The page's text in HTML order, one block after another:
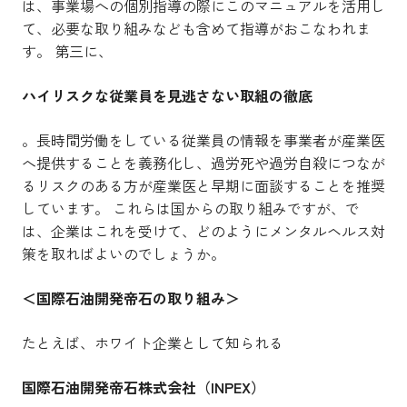
は、事業場への個別指導の際にこのマニュアルを活用し
て、必要な取り組みなども含めて指導がおこなわれま
す。 第三に、
ハイリスクな従業員を見逃さない取組の徹底
。長時間労働をしている従業員の情報を事業者が産業医
へ提供することを義務化し、過労死や過労自殺につなが
るリスクのある方が産業医と早期に面談することを推奨
しています。 これらは国からの取り組みですが、で
は、企業はこれを受けて、どのようにメンタルヘルス対
策を取ればよいのでしょうか。
＜国際石油開発帝石の取り組み＞
たとえば、ホワイト企業として知られる
国際石油開発帝石株式会社（INPEX）